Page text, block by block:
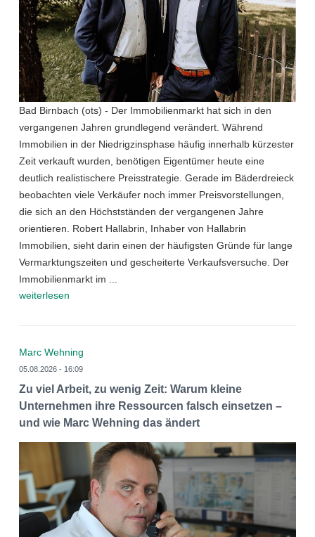
Bad Birnbach (ots) - Der Immobilienmarkt hat sich in den
vergangenen Jahren grundlegend verändert. Während
Immobilien in der Niedrigzinsphase häufig innerhalb kürzester
Zeit verkauft wurden, benötigen Eigentümer heute eine
deutlich realistischere Preisstrategie. Gerade im Bäderdreieck
beobachten viele Verkäufer noch immer Preisvorstellungen,
die sich an den Höchstständen der vergangenen Jahre
orientieren. Robert Hallabrin, Inhaber von Hallabrin
Immobilien, sieht darin einen der häufigsten Gründe für lange
Vermarktungszeiten und gescheiterte Verkaufsversuche. Der
Immobilienmarkt im ...
weiterlesen
Marc Wehning
05.08.2026 - 16:09
Zu viel Arbeit, zu wenig Zeit: Warum kleine
Unternehmen ihre Ressourcen falsch einsetzen –
und wie Marc Wehning das ändert